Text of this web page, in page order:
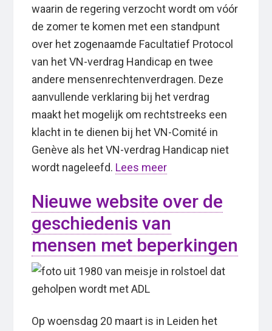
waarin de regering verzocht wordt om vóór
de zomer te komen met een standpunt
over het zogenaamde Facultatief Protocol
van het VN-verdrag Handicap en twee
andere mensenrechtenverdragen. Deze
aanvullende verklaring bij het verdrag
maakt het mogelijk om rechtstreeks een
klacht in te dienen bij het VN-Comité in
Genève als het VN-verdrag Handicap niet
wordt nageleefd. Lees meer
Nieuwe website over de
geschiedenis van
mensen met beperkingen
Op woensdag 20 maart is in Leiden het